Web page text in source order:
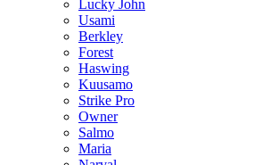
Lucky John
Usami
Berkley
Forest
Haswing
Kuusamo
Strike Pro
Owner
Salmo
Maria